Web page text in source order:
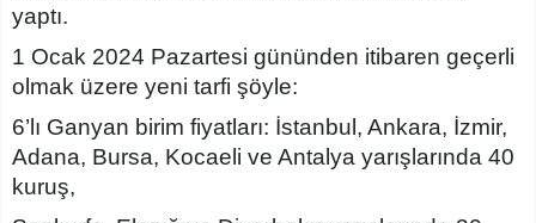
yaptı.
1 Ocak 2024 Pazartesi gününden itibaren geçerli
olmak üzere yeni tarfi şöyle:
6’lı Ganyan birim fiyatları: İstanbul, Ankara, İzmir,
Adana, Bursa, Kocaeli ve Antalya yarışlarında 40
kuruş,